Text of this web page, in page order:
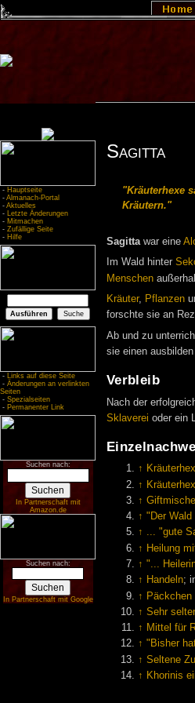
- Hauptseite
- Almanach-Portal
- Aktuelles
- Letzte Änderungen
- Mitmachen
- Zufällige Seite
- Hilfe
- Links auf diese Seite
- Änderungen an verlinkten
Seiten
- Spezialseiten
- Permanenter Link
Suchen nach:
In Partnerschaft mit
Amazon.de
Suchen nach:
In Partnerschaft mit Google
Sagitta
"Kräuterhexe
Kräutern."
Sagittawar eine
Im Wald hinter
Menschen
Kräuter, Pflanzen
forschte sie an
Ab und zu
sie einen
Verbleib
Nach der
Sklaverei oder ein
↑
↑
↑
↑ "Der
↑ ... "gute
↑ Heilung
↑ "...
↑ Handeln;
↑
↑ Sehr
↑ Mittel für
↑ "Bisher
↑ Seltene
↑ Khorinis